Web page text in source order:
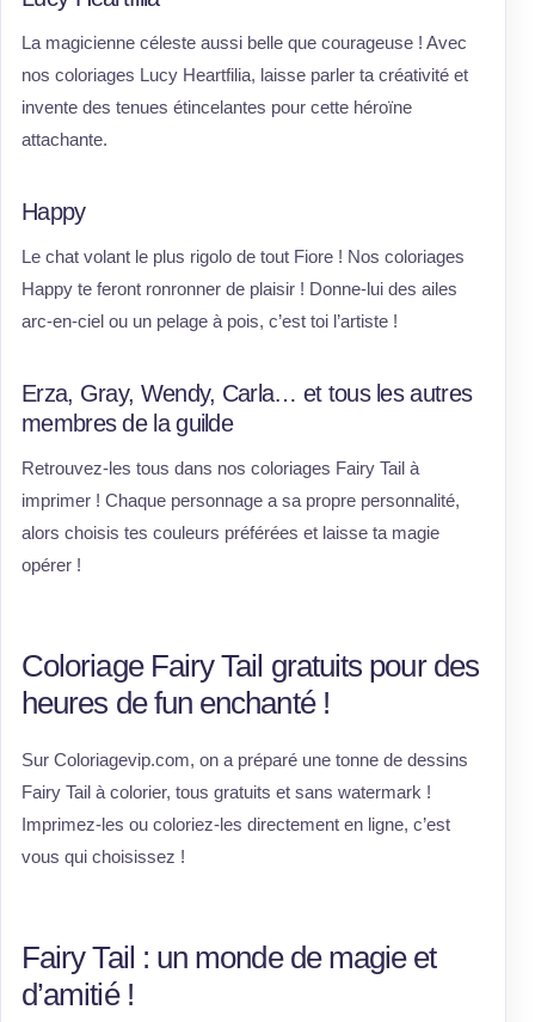
La magicienne céleste aussi belle que courageuse ! Avec
nos coloriages Lucy Heartfilia, laisse parler ta créativité et
invente des tenues étincelantes pour cette héroïne
attachante.
Happy
Le chat volant le plus rigolo de tout Fiore ! Nos coloriages
Happy te feront ronronner de plaisir ! Donne-lui des ailes
arc-en-ciel ou un pelage à pois, c’est toi l’artiste !
Erza, Gray, Wendy, Carla… et tous les autres
membres de la guilde
Retrouvez-les tous dans nos coloriages Fairy Tail à
imprimer ! Chaque personnage a sa propre personnalité,
alors choisis tes couleurs préférées et laisse ta magie
opérer !
Coloriage Fairy Tail gratuits pour des
heures de fun enchanté !
Sur Coloriagevip.com, on a préparé une tonne de dessins
Fairy Tail à colorier, tous gratuits et sans watermark !
Imprimez-les ou coloriez-les directement en ligne, c’est
vous qui choisissez !
Fairy Tail : un monde de magie et
d’amitié !